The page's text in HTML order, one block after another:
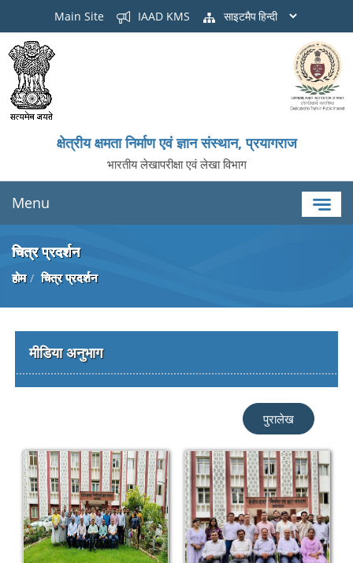
Main Site IAAD KMS साइटमैप
क्षेत्रीय क्षमता निर्माण एवं ज्ञान संस्थान, प्रयागराज
भारतीय लेखापरीक्षा एवं लेखा विभाग
Menu
चित्र प्रदर्शन
होम चित्र प्रदर्शन
मीडिया अनुभाग
पुरालेख